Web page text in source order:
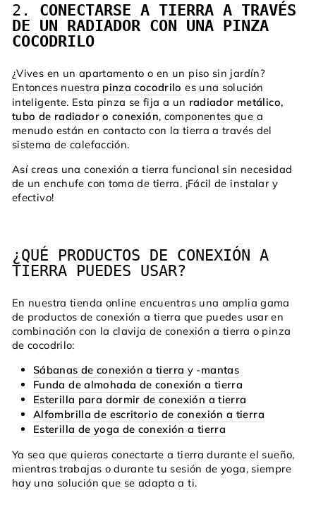
2. CONECTARSE A TIERRA A TRAVÉS
DE UN RADIADOR CON UNA PINZA
COCODRILO
¿Vives en un apartamento o en un piso sin jardín?
Entonces nuestra pinza cocodrilo es una solución
inteligente. Esta pinza se fija a un radiador metálico,
tubo de radiador o conexión, componentes que a
menudo están en contacto con la tierra a través del
sistema de calefacción.
Así creas una conexión a tierra funcional sin necesidad
de un enchufe con toma de tierra. ¡Fácil de instalar y
efectivo!
¿QUÉ PRODUCTOS DE CONEXIÓN A
TIERRA PUEDES USAR?
En nuestra tienda online encuentras una amplia gama
de productos de conexión a tierra que puedes usar en
combinación con la clavija de conexión a tierra o pinza
de cocodrilo:
Sábanas de conexión a tierra y -mantas
Funda de almohada de conexión a tierra
Esterilla para dormir de conexión a tierra
Alfombrilla de escritorio de conexión a tierra
Esterilla de yoga de conexión a tierra
Ya sea que quieras conectarte a tierra durante el sueño,
mientras trabajas o durante tu sesión de yoga, siempre
hay una solución que se adapta a ti.